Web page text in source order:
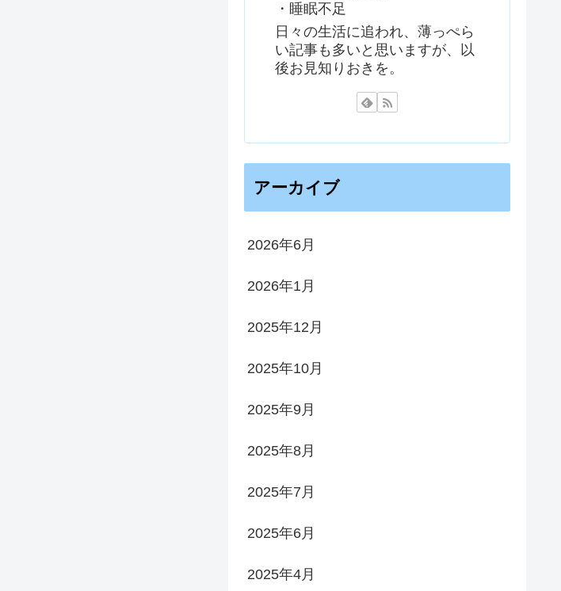
・睡眠不足
日々の生活に追われ、薄っぺら
い記事も多いと思いますが、以
後お見知りおきを。
アーカイブ
2026年6月
2026年1月
2025年12月
2025年10月
2025年9月
2025年8月
2025年7月
2025年6月
2025年4月